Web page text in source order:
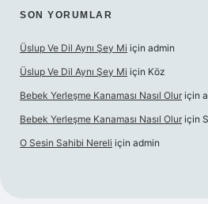
SON YORUMLAR
Üslup Ve Dil Aynı Şey Mi için admin
Üslup Ve Dil Aynı Şey Mi için Köz
Bebek Yerleşme Kanaması Nasıl Olur için
Bebek Yerleşme Kanaması Nasıl Olur için
O Sesin Sahibi Nereli için admin